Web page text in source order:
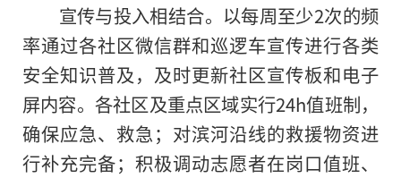
宣传与投入相结合。以每周至少2次的频
率通过各社区微信群和巡逻车宣传进行各类
安全知识普及，及时更新社区宣传板和电子
屏内容。各社区及重点区域实行24h值班制，
确保应急、救急；对滨河沿线的救援物资进
行补充完备；积极调动志愿者在岗口值班、